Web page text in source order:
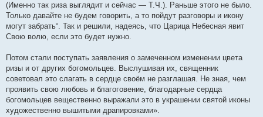
(Именно так риза выглядит и сейчас — Т.Ч.). Раньше этого не было.
Только давайте не будем говорить, а то пойдут разговоры и икону
могут забрать“. Так и решили, надеясь, что Царица Небесная явит
Свою волю, если это будет нужно.
Потом стали поступать заявления о замеченном изменении цвета
ризы и от других богомольцев. Выслушивая их, священник
советовал это слагать в сердце своём не разглашая. Не зная, чем
проявить свою любовь и благоговение, благодарные сердца
богомольцев вещественно выражали это в украшении святой иконы
художественно вышитыми драпировками».